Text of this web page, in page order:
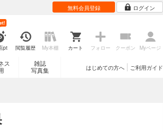
無料会員登録 ログイン
pt 閲覧履歴 My本棚 カート フォロー クーポン Myページ
ス
雑誌
写真集
ご利用ガイド
はじめての方へ